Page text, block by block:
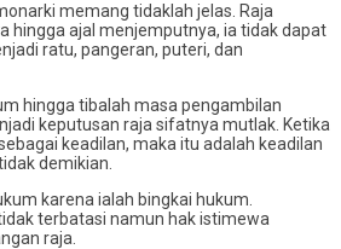
memang tidaklah jelas. Raja
hingga ajal menjemputnya, ia tidak dapat
ratu, pangeran, puteri, dan
hingga tibalah masa pengambilan
keputusan raja sifatnya mutlak. Ketika
keadilan, maka itu adalah keadilan
demikian.
karena ialah bingkai hukum.
terbatasi namun hak istimewa
raja.